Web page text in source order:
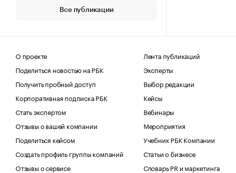
Все публикации
О проекте
Поделиться новостью на РБК
Получить пробный доступ
Корпоративная подписка РБК
Стать экспертом
Отзывы о вашей компании
Поделиться кейсом
Создать профиль группы компаний
Отзывы о сервисе
Лента публикаций
Эксперты
Выбор редакции
Кейсы
Вебинары
Мероприятия
Учебник РБК Компании
Статьи о бизнесе
Словарь PR и маркетинга